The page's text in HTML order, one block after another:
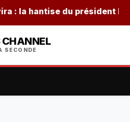
hantise du président
SECONDE